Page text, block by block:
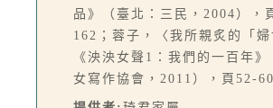
品》（臺北：三民，2004），
162；蓉子，〈我所親炙的「婦
《泱泱女聲1：我們的一百年》
女寫作協會，2011），頁52-60